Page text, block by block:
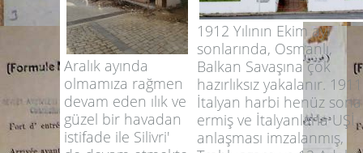
Aralık ayında
olmamıza rağmen
devam eden ılık ve
güzel bir havadan
istifade ile Silivri'
1912 Yılının Ekim ayı
sonlarında, Osmanlı,
Balkan Savaşına çok
hazırlıksız yakalanır. 1911
İtalyan harbi henüz sona
ermiş ve İtalyanlarla UŞİ
anlaşması imzalanmış,